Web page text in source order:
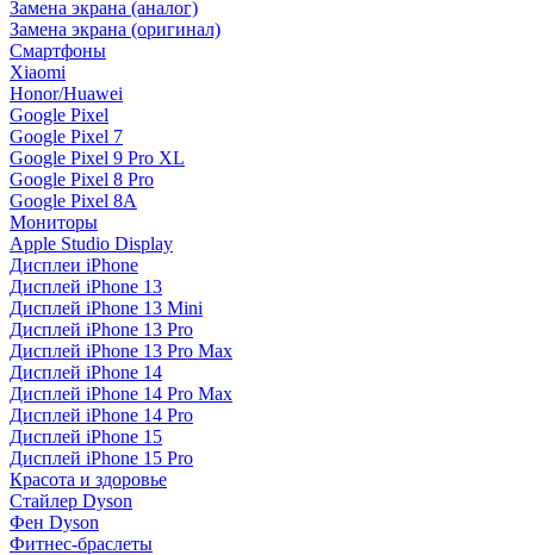
Замена экрана (аналог)
Замена экрана (оригинал)
Смартфоны
Xiaomi
Honor/Huawei
Google Pixel
Google Pixel 7
Google Pixel 9 Pro XL
Google Pixel 8 Pro
Google Pixel 8A
Мониторы
Apple Studio Display
Дисплеи iPhone
Дисплей iPhone 13
Дисплей iPhone 13 Mini
Дисплей iPhone 13 Pro
Дисплей iPhone 13 Pro Max
Дисплей iPhone 14
Дисплей iPhone 14 Pro Max
Дисплей iPhone 14 Pro
Дисплей iPhone 15
Дисплей iPhone 15 Pro
Красота и здоровье
Стайлер Dyson
Фен Dyson
Фитнес-браслеты